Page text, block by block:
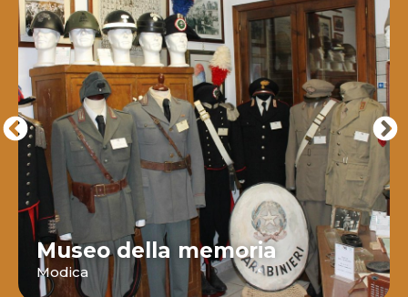
Museo della memoria
Modica